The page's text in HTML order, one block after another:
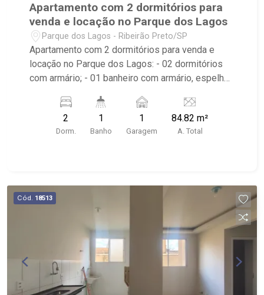
Apartamento com 2 dormitórios para
venda e locação no Parque dos Lagos
Parque dos Lagos - Ribeirão Preto/SP
Apartamento com 2 dormitórios para venda e
locação no Parque dos Lagos: - 02 dormitórios
com armário; - 01 banheiro com armário, espelho
dois ambientes; - Cozinha planejada; - Área de
Serviço com armário; - Condomínio com portaria
24horas, salão de festas, churrasqueira,
2
Dorm.
1
Banho
1
Garagem
84.82 m²
A. Total
Cód. 18513